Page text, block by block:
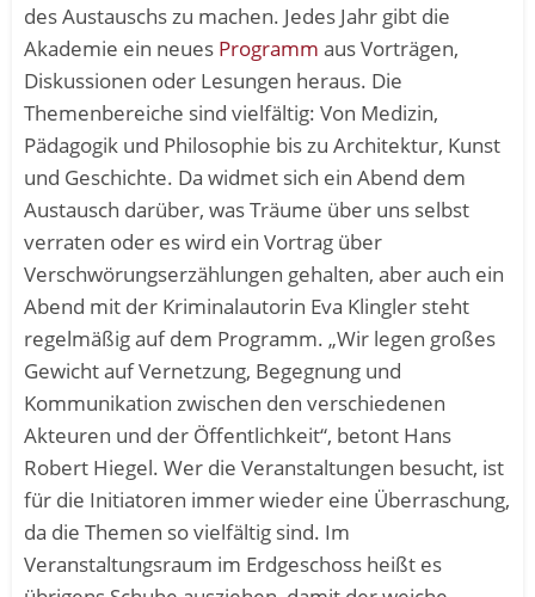
des Austauschs zu machen. Jedes Jahr gibt die
Akademie ein neues Programm aus Vorträgen,
Diskussionen oder Lesungen heraus. Die
Themenbereiche sind vielfältig: Von Medizin,
Pädagogik und Philosophie bis zu Architektur, Kunst
und Geschichte. Da widmet sich ein Abend dem
Austausch darüber, was Träume über uns selbst
verraten oder es wird ein Vortrag über
Verschwörungserzählungen gehalten, aber auch ein
Abend mit der Kriminalautorin Eva Klingler steht
regelmäßig auf dem Programm. „Wir legen großes
Gewicht auf Vernetzung, Begegnung und
Kommunikation zwischen den verschiedenen
Akteuren und der Öffentlichkeit“, betont Hans
Robert Hiegel. Wer die Veranstaltungen besucht, ist
für die Initiatoren immer wieder eine Überraschung,
da die Themen so vielfältig sind. Im
Veranstaltungsraum im Erdgeschoss heißt es